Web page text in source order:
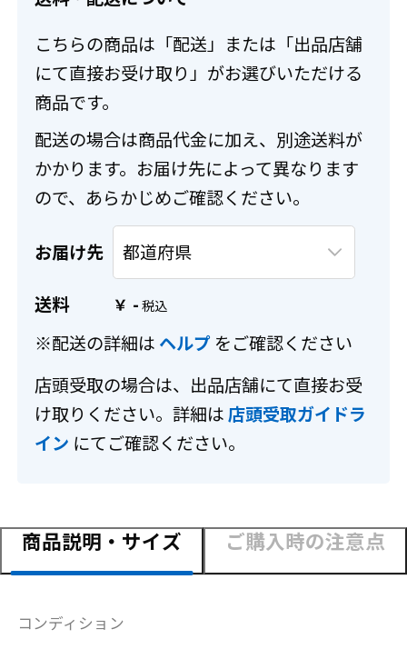
こちらの商品は「配送」または「出品店舗
にて直接お受け取り」がお選びいただける
商品です。
配送の場合は商品代金に加え、別途送料が
かかります。お届け先によって異なります
ので、あらかじめご確認ください。
お届け先
送料 ￥ -
※配送の詳細は ヘルプ をご確認ください
店頭受取の場合は、出品店舗にて直接お受
け取りください。詳細は店頭受取ガイドラ
イン にてご確認ください。
商品説明・サイズ ご購入時の注意点
コンディション